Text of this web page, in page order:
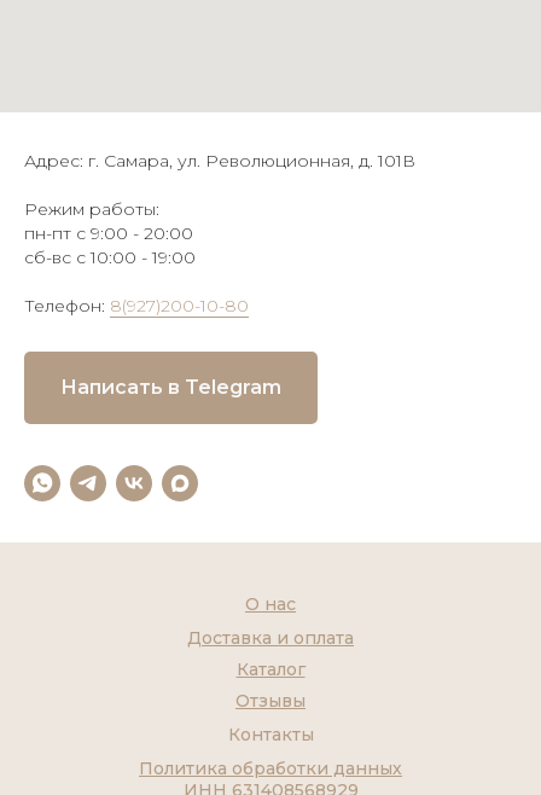
Адрес: г. Самара, ул. Революционная, д. 101В
Режим работы:
пн-пт с 9:00 - 20:00
сб-вс с 10:00 - 19:00
Телефон: 8(927)200-10-80
Написать в Telegram
Контакты
Каталог
О нас
Доставка и оплата
Отзывы
Политика обработки данных
ИНН 631408568929